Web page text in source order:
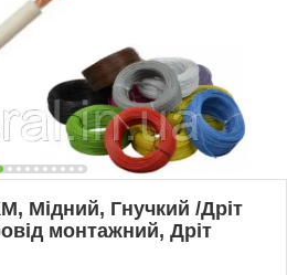
Мідний, Гнучкий /Дріт
монтажний, Дріт